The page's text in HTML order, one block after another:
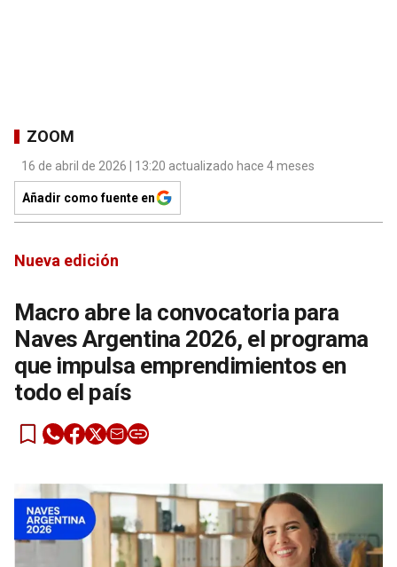
ZOOM
16 de abril de 2026 | 13:20 actualizado hace 4 meses
Añadir como fuente en
Nueva edición
Macro abre la convocatoria para
Naves Argentina 2026, el programa
que impulsa emprendimientos en
todo el país